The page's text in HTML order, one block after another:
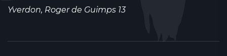
Yverdon, Roger de Guimps 13